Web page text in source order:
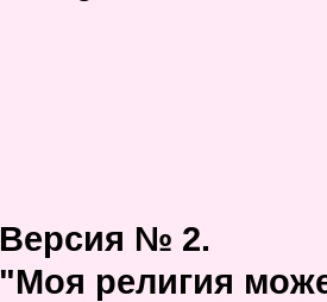
Версия № 2.
"Моя религия